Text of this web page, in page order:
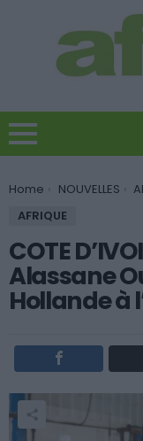
You are here:
Home NOUVELLES
AFRIQUE
COTE
Alassane
Hollande à